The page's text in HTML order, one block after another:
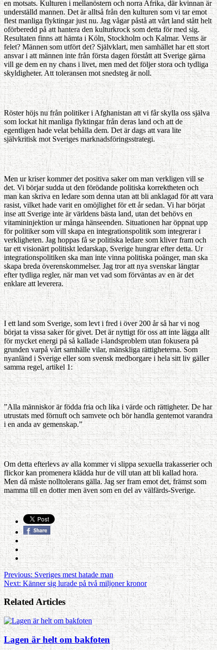
en motsats. Kulturen i mellanöstern och norra Afrika, där kvinnan är
underställd mannen. Det är alltså från den kulturen som vi tar emot
flest manliga flyktingar just nu. Jag vågar påstå att vårt land stått helt
oförberedd på att hantera den kulturkrock som detta för med sig.
Resultaten finns att hämta i Köln, Stockholm och Kalmar. Vems är
felet? Männen som utfört det? Självklart, men samhället har ett stort
ansvar i att männen inte från första dagen förstått att Sverige gärna
vill ge dem en ny chans i livet, men med det följer stora och tydliga
skyldigheter. Att toleransen mot snedsteg är noll.
Röster höjs nu från politiker i Afghanistan att vi får skylla oss själva
som lockat hit manliga flyktingar från deras land och att de
egentligen hade velat behålla dem. Det är dags att vara lite
självkritisk mot Sveriges marknadsföringsstrategi.
Men ur kriser kommer det positiva saker om man verkligen vill se
det. Vi börjar sudda ut den förödande politiska korrektheten och
man kan skriva en ledare som denna utan att bli anklagad för att vara
rasist, vilket hade varit en omöjlighet för ett år sedan. Vi har börjat
inse att Sverige inte är världens bästa land, utan det behövs en
vitamininjektion ur många hänseenden. Situationen har öppnat upp
för politiker som vill skapa en integrationspolitik som integrerar i
verkligheten. Jag hoppas få se politiska ledare som kliver fram och
tar ett visionärt politiskt ledarskap, Sverige hungrar efter detta. Ur
integrationspolitiken ska man inte vinna politiska poänger, man ska
skapa breda överenskommelser. Jag tror att nya svenskar längtar
efter tydliga regler, när man vet vad som förväntas av en är det
enklare att leverera.
I ett land som Sverige, som levt i fred i över 200 år så har vi nog
börjat ta vissa saker för givet. Det är nyttigt för oss att inte lägga allt
för mycket energi på så kallade i-landsproblem utan fokusera på
grunden varpå vårt samhälle vilar, mänskliga rättigheterna. Som
nyanländ i Sverige eller som svensk medborgare i hela sitt liv gäller
samma regel, artikel 1:
”Alla människor är födda fria och lika i värde och rättigheter. De har
utrustats med förnuft och samvete och bör handla gentemot varandra
i en anda av gemenskap.”
Om detta efterlevs av alla kommer vi slippa sexuella trakasserier och
flickor kan promenera klädda hur de vill utan att bli kallad hora.
Men då måste nolltolerans gälla. Jag ser fram emot det, främst som
mamma till en dotter men även som en del av välfärds-Sverige.
Previous:Sveriges mest hatade man
Next:Känner sig lurade på två miljoner kronor
Related Articles
Lagen är helt om bakfoten